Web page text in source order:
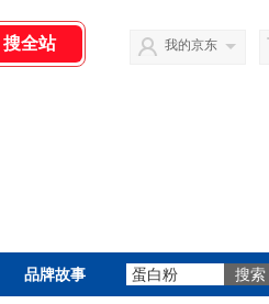
我的京东
品牌故事